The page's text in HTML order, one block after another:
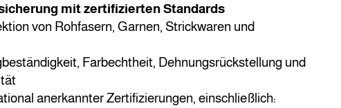
mit zertifizierten Standards
von Rohfasern, Garnen, Strickwaren und
Farbechtheit, Dehnungsrückstellung und
anerkannter Zertifizierungen, einschließlich: